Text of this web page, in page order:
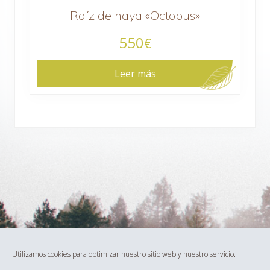
Utilizamos cookies para optimizar nuestro sitio web y nuestro servicio.
Raíz de haya «Octopus»
550€
Leer más
Footer